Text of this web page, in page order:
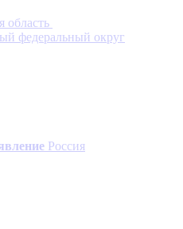
область
федеральный округ
Россия